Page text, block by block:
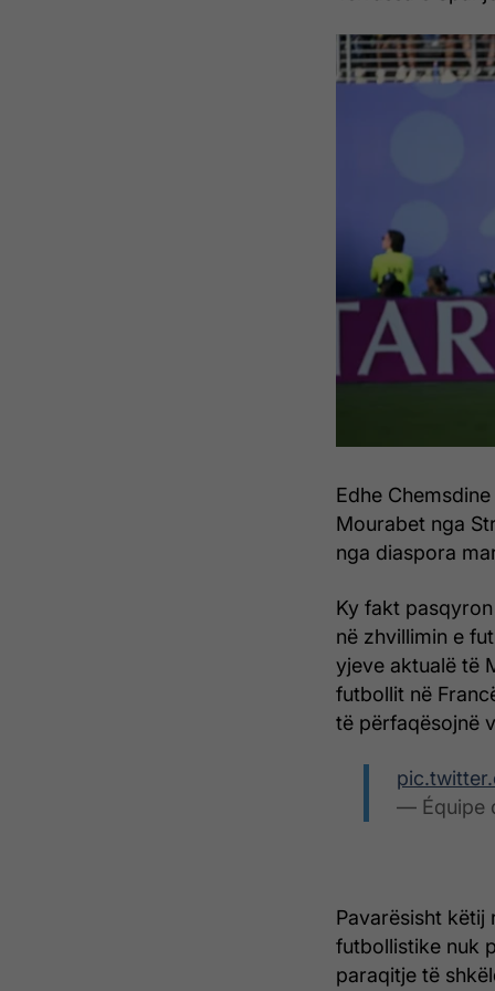
Edhe
Mourabet nga
nga diaspora
Ky fakt
në zhvillimin e
yjeve aktualë të
futbollit në
të përfaqësojnë
— Équipe
Pavarësisht këtij
futbollistike nuk
paraqitje të